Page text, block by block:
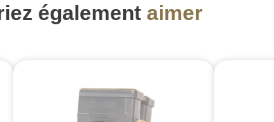
également aimer